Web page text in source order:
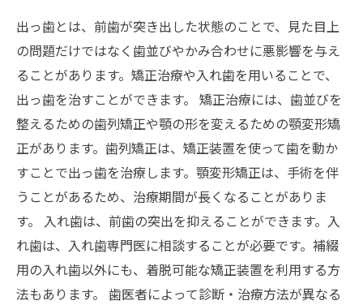
出っ歯とは、前歯が突き出した状態のことで、見た目上
の問題だけではなく歯並びやかみ合わせに悪影響を与え
ることがあります。矯正治療や入れ歯を用いることで、
出っ歯を治すことができます。 矯正治療には、歯並びを
整えるための歯列矯正や顎の形を変えるための顎変形矯
正があります。歯列矯正は、矯正装置を使って歯を動か
すことで出っ歯を治療します。顎変形矯正は、手術を伴
うことがあるため、治療期間が長くなることがありま
す。 入れ歯は、前歯の突出を抑えることができます。入
れ歯は、入れ歯専門医に相談することが必要です。補綴
用の入れ歯以外にも、着脱可能な矯正装置を利用する方
法もあります。 歯医者によって診断・治療方法が異なる